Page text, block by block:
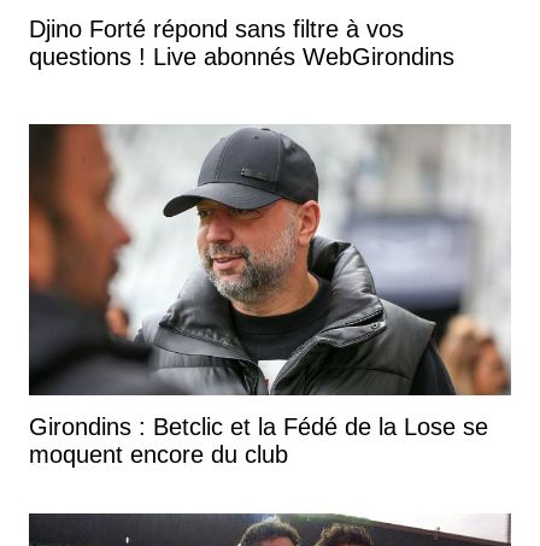
Djino Forté répond sans filtre à vos
questions ! Live abonnés WebGirondins
Girondins : Betclic et la Fédé de la Lose se
moquent encore du club